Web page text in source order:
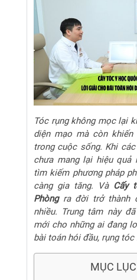
Tóc rụng không mọc lại
diện mạo mà còn
trong cuộc sống. Khi
chưa mang lại hiệu quả
tìm kiếm phương pháp
càng gia tăng. Và Cấy
Phòngra đời trở thành
nhiều. Trung tâm này
mới cho những ai đang
bài toán hói đầu, rụng tóc
MỤC LỤC